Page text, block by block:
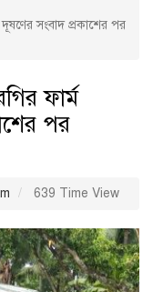
সংবাদ প্রকাশের পর
ফার্ম
পর
639 Time View